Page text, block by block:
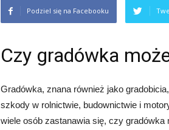
Podziel się na Facebooku
Czy gradówka
Gradówka, znana również jako
szkody w rolnictwie, budownictwie i
wiele osób zastanawia się, czy